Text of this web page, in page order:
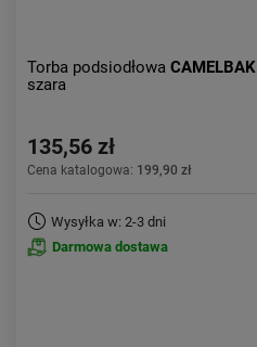
Torba podsiodłowa CAMELBAK
szara
135,56 zł
Cena katalogowa: 199,90 zł
Wysyłka w: 2-3 dni
Darmowa dostawa